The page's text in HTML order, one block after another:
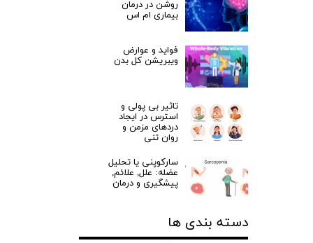
روشن در درمان
بیماری ام اس
فواید و عوارض
ویبریشن کل بدن
تاثیر بی پولی و
استرس در ایجاد
دردهای مزمن و
روان تنی
سارکوپنی یا تحلیل
عضله: علل, علائم,
پیشگیری و درمان
دسته بندی ها